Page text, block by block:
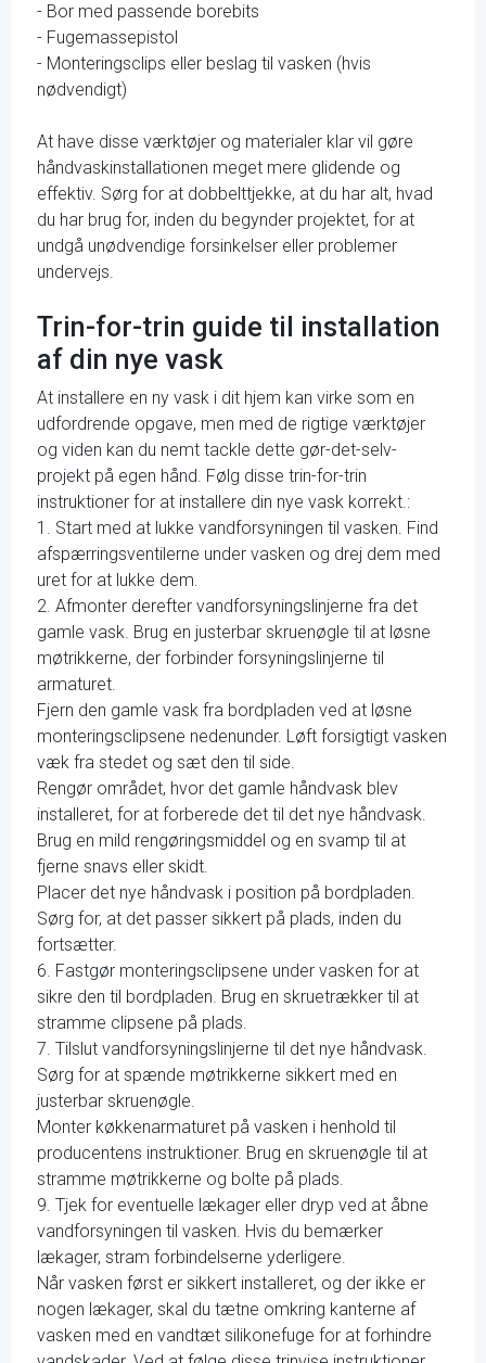
- Bor med passende borebits
- Fugemassepistol
- Monteringsclips eller beslag til vasken (hvis
nødvendigt)
At have disse værktøjer og materialer klar vil gøre
håndvaskinstallationen meget mere glidende og
effektiv. Sørg for at dobbelttjekke, at du har alt, hvad
du har brug for, inden du begynder projektet, for at
undgå unødvendige forsinkelser eller problemer
undervejs.
Trin-for-trin guide til installation
af din nye vask
At installere en ny vask i dit hjem kan virke som en
udfordrende opgave, men med de rigtige værktøjer
og viden kan du nemt tackle dette gør-det-selv-
projekt på egen hånd. Følg disse trin-for-trin
instruktioner for at installere din nye vask korrekt.:
1. Start med at lukke vandforsyningen til vasken. Find
afspærringsventilerne under vasken og drej dem med
uret for at lukke dem.
2. Afmonter derefter vandforsyningslinjerne fra det
gamle vask. Brug en justerbar skruenøgle til at løsne
møtrikkerne, der forbinder forsyningslinjerne til
armaturet.
Fjern den gamle vask fra bordpladen ved at løsne
monteringsclipsene nedenunder. Løft forsigtigt vasken
væk fra stedet og sæt den til side.
Rengør området, hvor det gamle håndvask blev
installeret, for at forberede det til det nye håndvask.
Brug en mild rengøringsmiddel og en svamp til at
fjerne snavs eller skidt.
Placer det nye håndvask i position på bordpladen.
Sørg for, at det passer sikkert på plads, inden du
fortsætter.
6. Fastgør monteringsclipsene under vasken for at
sikre den til bordpladen. Brug en skruetrækker til at
stramme clipsene på plads.
7. Tilslut vandforsyningslinjerne til det nye håndvask.
Sørg for at spænde møtrikkerne sikkert med en
justerbar skruenøgle.
Monter køkkenarmaturet på vasken i henhold til
producentens instruktioner. Brug en skruenøgle til at
stramme møtrikkerne og bolte på plads.
9. Tjek for eventuelle lækager eller dryp ved at åbne
vandforsyningen til vasken. Hvis du bemærker
lækager, stram forbindelserne yderligere.
Når vasken først er sikkert installeret, og der ikke er
nogen lækager, skal du tætne omkring kanterne af
vasken med en vandtæt silikonefuge for at forhindre